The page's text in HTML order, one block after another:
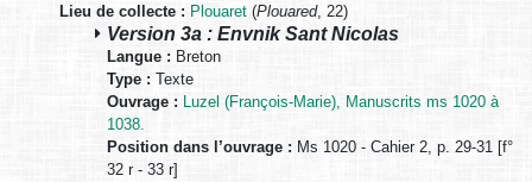
Lieu de collecte : Plouaret (Plouared, 22)
Version 3a : Envnik Sant Nicolas
Langue : Breton
Type : Texte
Ouvrage :
Luzel (François-Marie), Manuscrits ms 1020 à
1038.
Position dans l’ouvrage : Ms 1020 - Cahier 2, p. 29-31 [f°
32 r - 33 r]